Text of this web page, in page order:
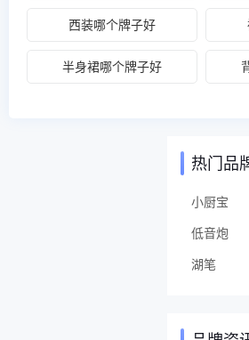
西装哪个牌子好
半身裙哪个牌子好
热门品
小厨宝
低音炮
湖笔